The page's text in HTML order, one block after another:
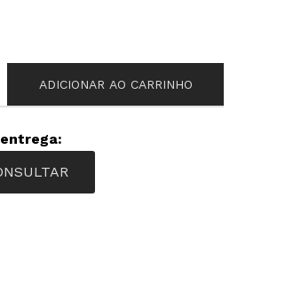
ADICIONAR AO CARRINHO